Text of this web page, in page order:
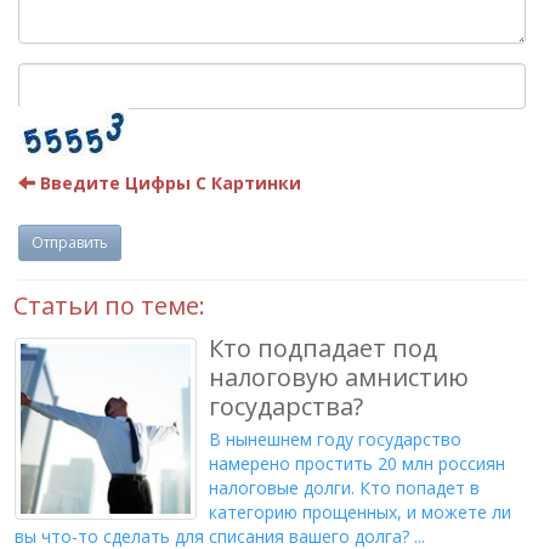
Введите Цифры С Картинки
Отправить
Статьи по теме:
Кто подпадает под
налоговую амнистию
государства?
В нынешнем году государство
намерено простить 20 млн россиян
налоговые долги. Кто попадет в
категорию прощенных, и можете ли
вы что-то сделать для списания вашего долга? ...